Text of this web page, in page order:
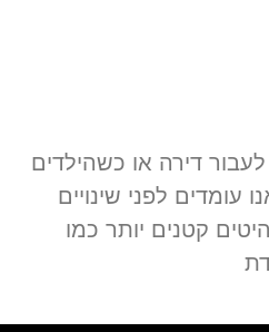
דירה או כשהילדים
עומדים לפני שינויים
קטנים יותר כמו